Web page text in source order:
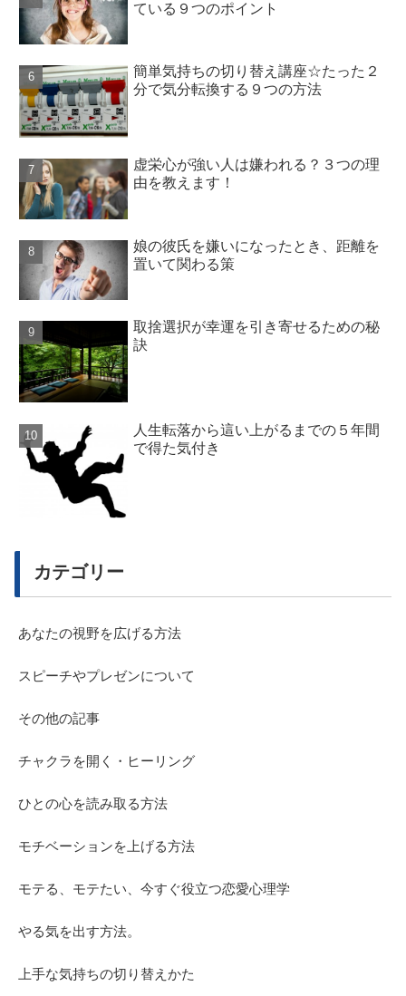
ている９つのポイント
簡単気持ちの切り替え講座☆たった２
分で気分転換する９つの方法
虚栄心が強い人は嫌われる？３つの理
由を教えます！
娘の彼氏を嫌いになったとき、距離を
置いて関わる策
取捨選択が幸運を引き寄せるための秘
訣
人生転落から這い上がるまでの５年間
で得た気付き
カテゴリー
あなたの視野を広げる方法
スピーチやプレゼンについて
その他の記事
チャクラを開く・ヒーリング
ひとの心を読み取る方法
モチベーションを上げる方法
モテる、モテたい、今すぐ役立つ恋愛心理学
やる気を出す方法。
上手な気持ちの切り替えかた